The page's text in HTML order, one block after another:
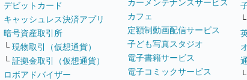
デビットカード
キャッシュレス決済アプリ
暗号資産取引所
└ 現物取引（仮想通貨）
└ 証拠金取引（仮想通貨）
ロボアドバイザー
カーメンテナンスサービス
カフェ
定額制動画配信サービス
子ども写真スタジオ
電子書籍サービス
電子コミックサービス
└
└